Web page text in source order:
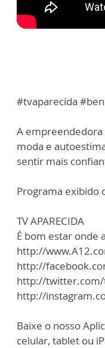
#tvaparecida
A empreendedora
moda e
sentir mais
Programa exibido
TV APARECIDA
É bom estar onde
http://
http://
http://twitter.com/
http://
Baixe o nosso
celular, tablet ou